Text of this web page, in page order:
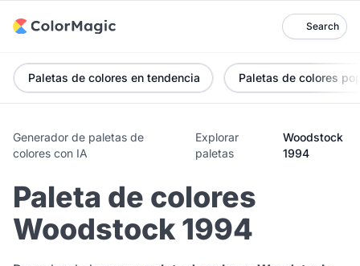
Search
Paletas de colores en tendencia Paletas de colores
Generador de paletas de
colores con IA
Explorar
paletas
Woodstock
1994
Paleta de colores
Woodstock 1994